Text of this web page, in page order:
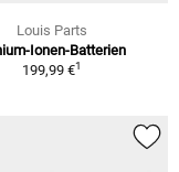
Louis Parts
Ionen-Batterien
199,99 €1